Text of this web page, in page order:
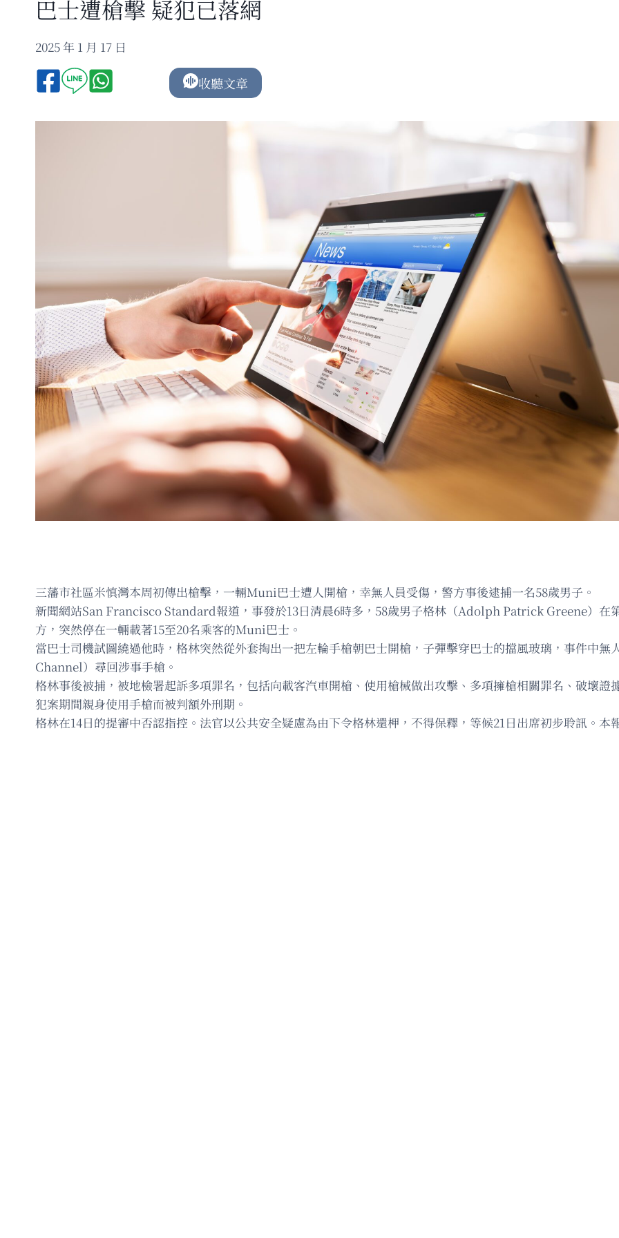
巴士遭槍擊 疑犯已落網
2025 年 1 月 17 日
收聽文章
三藩市社區米慎灣本周初傳出槍擊，一輛Muni巴士遭人開槍，幸無人員受傷，警方事後逮捕一名58歲男子。
新聞網站San Francisco Standard報道，事發於13日清晨6時多，58歲男子格林（Adolph Patrick Greene）在
方，突然停在一輛載著15至20名乘客的Muni巴士。
當巴士司機試圖繞過他時，格林突然從外套掏出一把左輪手槍朝巴士開槍，子彈擊穿巴士的擋風玻璃，事件中
Channel）尋回涉事手槍。
格林事後被捕，被地檢署起訴多項罪名，包括向載客汽車開槍、使用槍械做出攻擊、多項擁槍相關罪名、破壞
犯案期間親身使用手槍而被判額外刑期。
格林在14日的提審中否認指控。法官以公共安全疑慮為由下令格林還柙，不得保釋，等候21日出席初步聆訊。本